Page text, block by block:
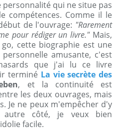
qui ne situe pas
compétences. Comme il le
de l'ouvrage: "Rarement
pour rédiger un livre."Mais,
cette biographie est une
amusante, c'est
que j'ai lu ce livre
terminé La vie secrète des
, et la continuité est
les deux ouvrages, mais
Je ne peux m'empêcher d'y
côté, je veux bien
facile.